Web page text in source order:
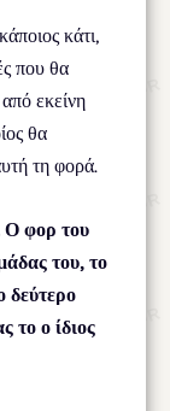
κάτι,
που θα
εκείνη
θα
τη φορά.
Ο φορ του
του, το
δεύτερο
το ο ίδιος